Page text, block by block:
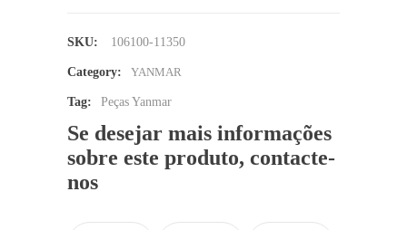
SKU: 106100-11350
Category: YANMAR
Tag: Peças Yanmar
Se desejar mais informações
sobre este produto, contacte-
nos